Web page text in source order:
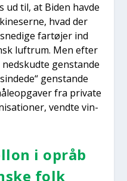
ud til, at Biden hav­de
hvad der
far­tø­jer ind
luftrum. Men efter
gen­stan­de
gen­stan­de
fra pri­va­te
vend­te vin­
i opråb
folk